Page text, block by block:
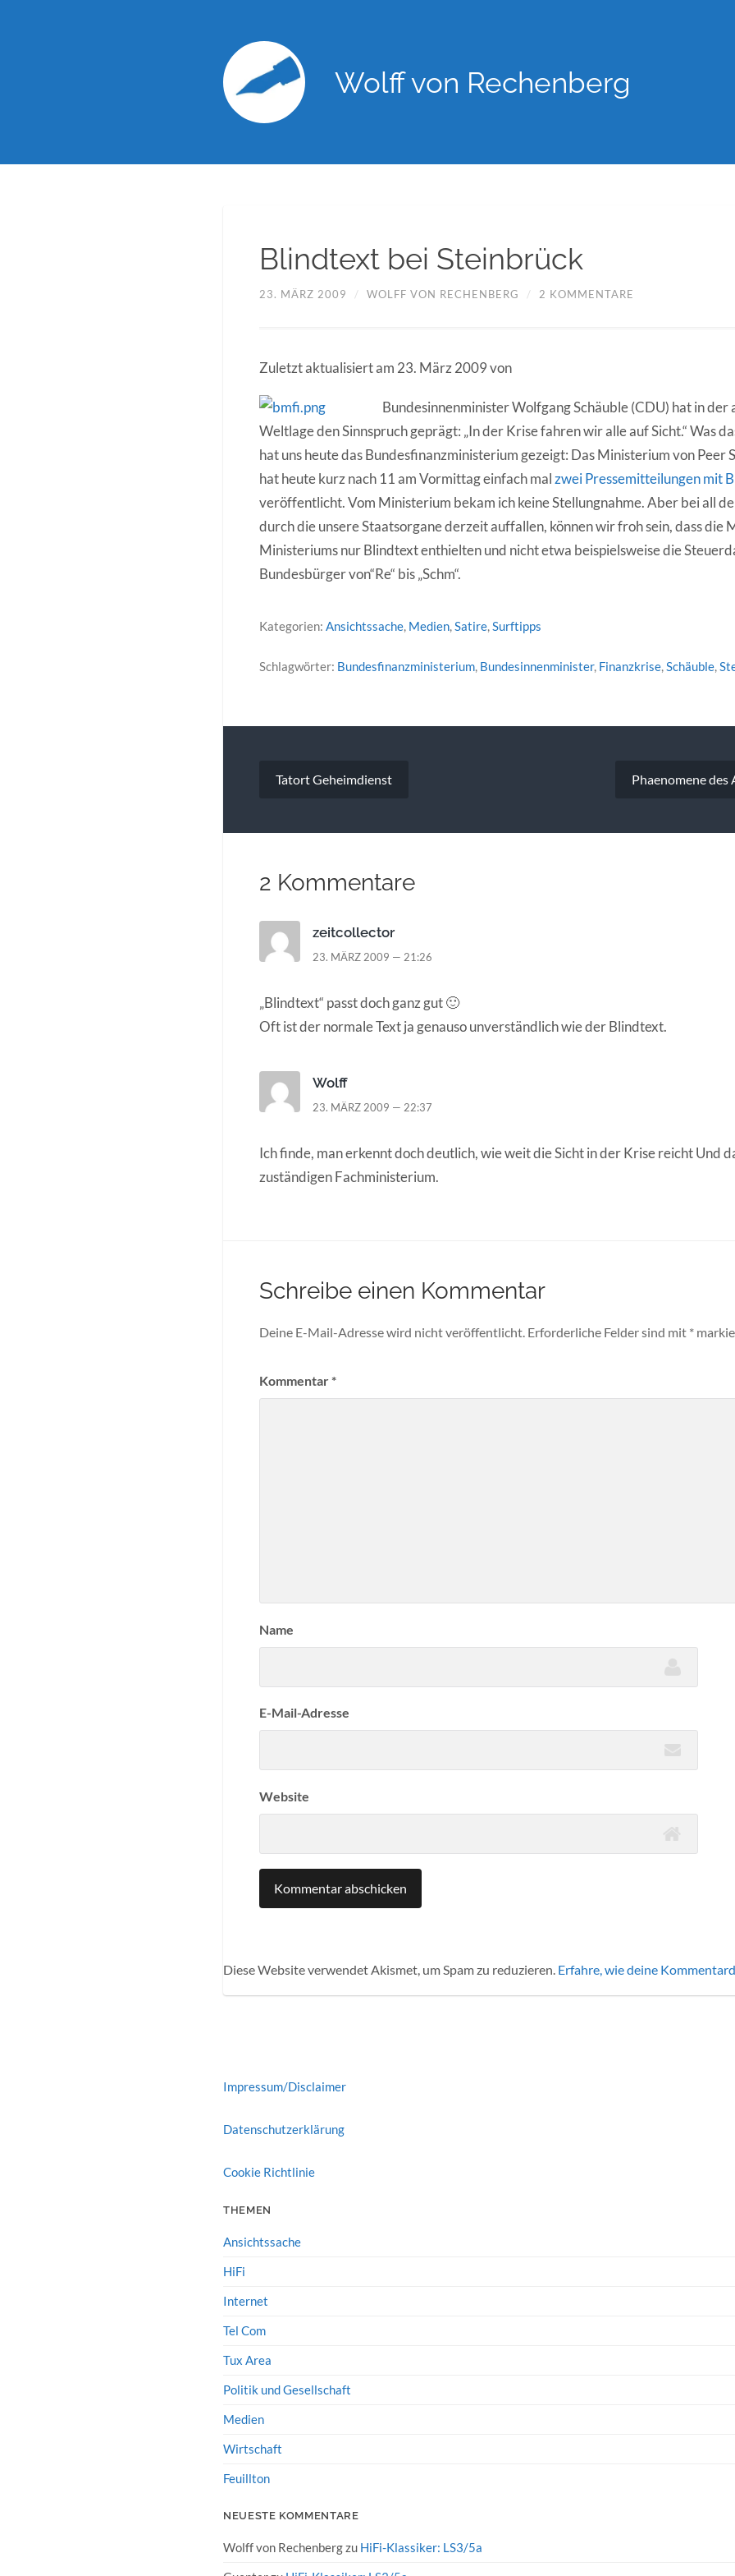
Wolff von Rechenberg
Blindtext bei Steinbrück
23. MÄRZ 2009 / WOLFF VON RECHENBERG / 2 KOMMENTARE
Zuletzt aktualisiert am 23. März 2009 von
Bundesinnenminister Wolfgang Schäuble (CDU) hat in der
Weltlage den Sinnspruch geprägt: „In der Krise fahren wir alle auf Sicht.“ Was
hat uns heute das Bundesfinanzministerium gezeigt: Das Ministerium von Peer
hat heute kurz nach 11 am Vormittag einfach malzwei Pressemitteilungen mit
veröffentlicht. Vom Ministerium bekam ich keine Stellungnahme. Aber bei all
durch die unsere Staatsorgane derzeit auffallen, können wir froh sein, dass die
Ministeriums nur Blindtext enthielten und nicht etwa beispielsweise die
Bundesbürger von“Re“ bis „Schm“.
Kategorien: Ansichtssache, Medien,Satire,Surftipps
Schlagwörter: Bundesfinanzministerium, Bundesinnenminister, Finanzkrise,Schäuble,
Tatort Geheimdienst Phaenomene des
2 Kommentare
zeitcollector
23. MÄRZ 2009 — 21:26
„Blindtext“ passt doch ganz gut 🙂
Oft ist der normale Text ja genauso unverständlich wie der Blindtext.
Wolff
23. MÄRZ 2009 — 22:37
Ich finde, man erkennt doch deutlich, wie weit die Sicht in der Krise reicht Und
zuständigen Fachministerium.
Schreibe einen Kommentar
Deine E-Mail-Adresse wird nicht veröffentlicht. Erforderliche Felder sind mit *
Kommentar*
Name
E-Mail-Adresse
Website
Diese Website verwendet Akismet, um Spam zu reduzieren. Erfahre, wie deine
Impressum/Disclaimer
Datenschutzerklärung
Cookie Richtlinie
THEMEN
Ansichtssache
HiFi
Internet
Tel Com
Tux Area
Politik und Gesellschaft
Medien
Wirtschaft
Feuillton
NEUESTE KOMMENTARE
Wolff von Rechenbergzu HiFi-Klassiker: LS3/5a